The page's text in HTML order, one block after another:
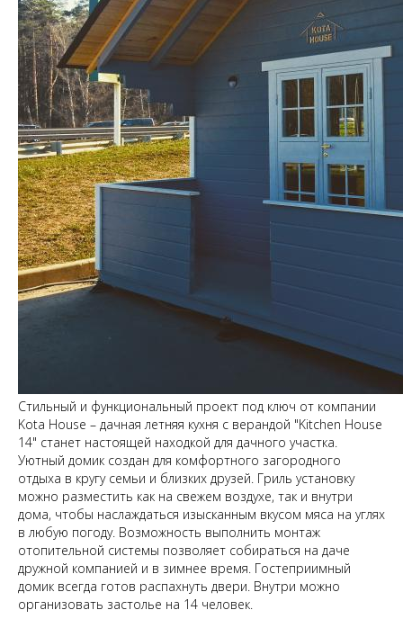
Стильный и функциональный проект под ключ от компании
Kota House – дачная летняя кухня с верандой "Kitchen House
14" станет настоящей находкой для дачного участка.
Уютный домик создан для комфортного загородного
отдыха в кругу семьи и близких друзей. Гриль установку
можно разместить как на свежем воздухе, так и внутри
дома, чтобы наслаждаться изысканным вкусом мяса на углях
в любую погоду. Возможность выполнить монтаж
отопительной системы позволяет собираться на даче
дружной компанией и в зимнее время. Гостеприимный
домик всегда готов распахнуть двери. Внутри можно
организовать застолье на 14 человек.